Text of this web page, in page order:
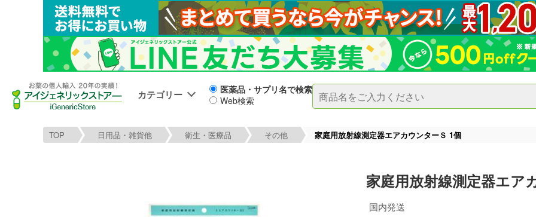
カテゴリー
医薬品・サプリ名で検索
Web検索
TOP 日用品・雑貨他 衛生・医療品 その他 家庭用放射線測定器エアカウンターＳ 1個
家庭用放射線測定器エア
国内発送